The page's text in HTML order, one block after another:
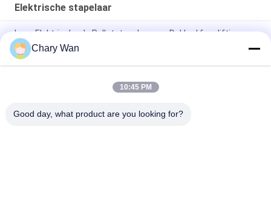
Elektrische stapelaar
Lage Elektrische de Palletstapelaar van Dakkad free lifting
2000kg
1200KG 24V 210Ah 3 Stadium Elektrische Voetstapelaar
Stapelaar van de het Dek Elektrische Pallet van Rider Straddle
Chary Wan
10:45 PM
Good day, what product are you looking for?